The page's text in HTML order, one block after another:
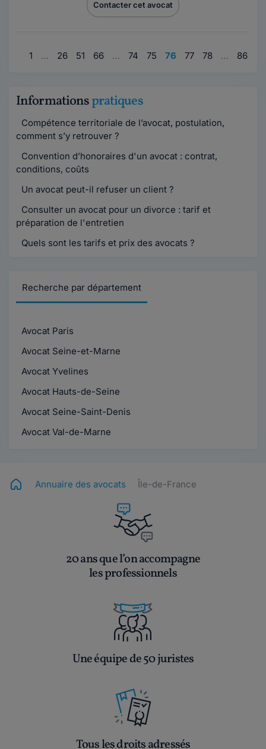
Contacter cet avocat
1 … 26 51 66 … 74 75 76 77 78 … 86
Informationspratiques
Compétence territoriale de l’avocat, postulation,
comment s’y retrouver ?
Convention d’honoraires d'un avocat : contrat,
conditions, coûts
Un avocat peut-il refuser un client ?
Consulter un avocat pour un divorce : tarif et
préparation de l'entretien
Quels sont les tarifs et prix des avocats ?
Recherche par département
Avocat Paris
Avocat Seine-et-Marne
Avocat Yvelines
Avocat Hauts-de-Seine
Avocat Seine-Saint-Denis
Avocat Val-de-Marne
Annuaire des avocats Île-de-France
20 ans que l’on accompagne
les professionnels
Une équipe de 50 juristes
Tous les droits adressés